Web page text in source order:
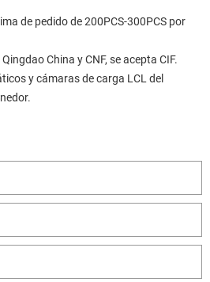
de pedido de 200PCS-300PCS por
China y CNF, se acepta CIF.
y cámaras de carga LCL del